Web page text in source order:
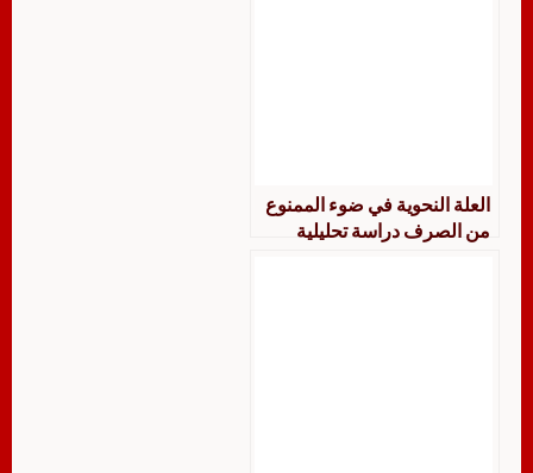
العلة النحوية في ضوء الممنوع
من الصرف دراسة تحليلية